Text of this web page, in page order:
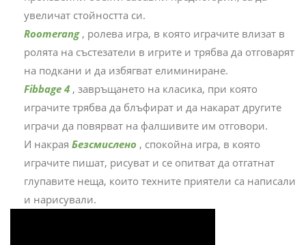
увеличат стойността си.
Roomerang , ролева игра, в която играчите влизат в
ролята на състезатели в игрите и трябва да отговарят
на подкани и да избягват елиминиране.
Fibbage 4 , завръщането на класика, при която
играчите трябва да блъфират и да накарат другите
играчи да повярват на фалшивите им отговори.
И накрая Безсмислено , спокойна игра, в която
играчите пишат, рисуват и се опитват да отгатнат
глупавите неща, които техните приятели са написали
и нарисували.